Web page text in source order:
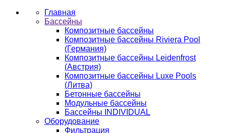
Главная
Бассейны
Композитные бассейны
Композитные бассейны Riviera Pool
(Германия)
Композитные бассейны Leidenfrost
(Австрия)
Композитные бассейны Luxe Pools
(Литва)
Бетонные бассейны
Модульные бассейны
Бассейны INDIVIDUAL
Оборудование
Фильтрация